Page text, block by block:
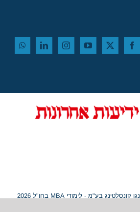
כל הזכויות שמורות לארינגו קונסלטינג בע"מ - לימודי MBA בחו"ל 2026